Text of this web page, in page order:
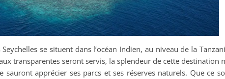
se situent dans l’océan Indien, au niveau de la
transparentes seront servis, la splendeur de cette destination
apprécier ses parcs et ses réserves naturels. Que ce